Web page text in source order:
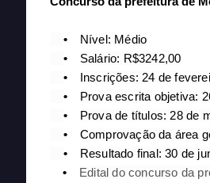
•
Nível: Médio
•
Salário: R$3242,00
•
Inscrições: 24 de
•
Prova escrita objetiva:
•
Prova de títulos: 28 de
•
Comprovação da área
•
Resultado final: 30 de
•
Edital do concurso da